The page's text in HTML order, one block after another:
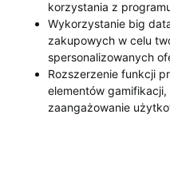
korzystania z
Wykorzystanie big
zakupowych w celu
spersonalizowanych
Rozszerzenie funkcji
elementów
zaangażowanie